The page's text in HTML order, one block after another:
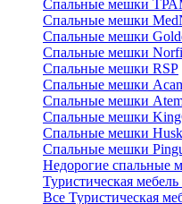
Спальные мешки
Cпальные мешки
Спальные мешки
Спальные мешки
Спальные мешки RSP
Спальные мешки
Спальные мешки
Спальные мешки
Спальные мешки
Спальные мешки
Недорогие спальные
Туристическая
Все Туристическая